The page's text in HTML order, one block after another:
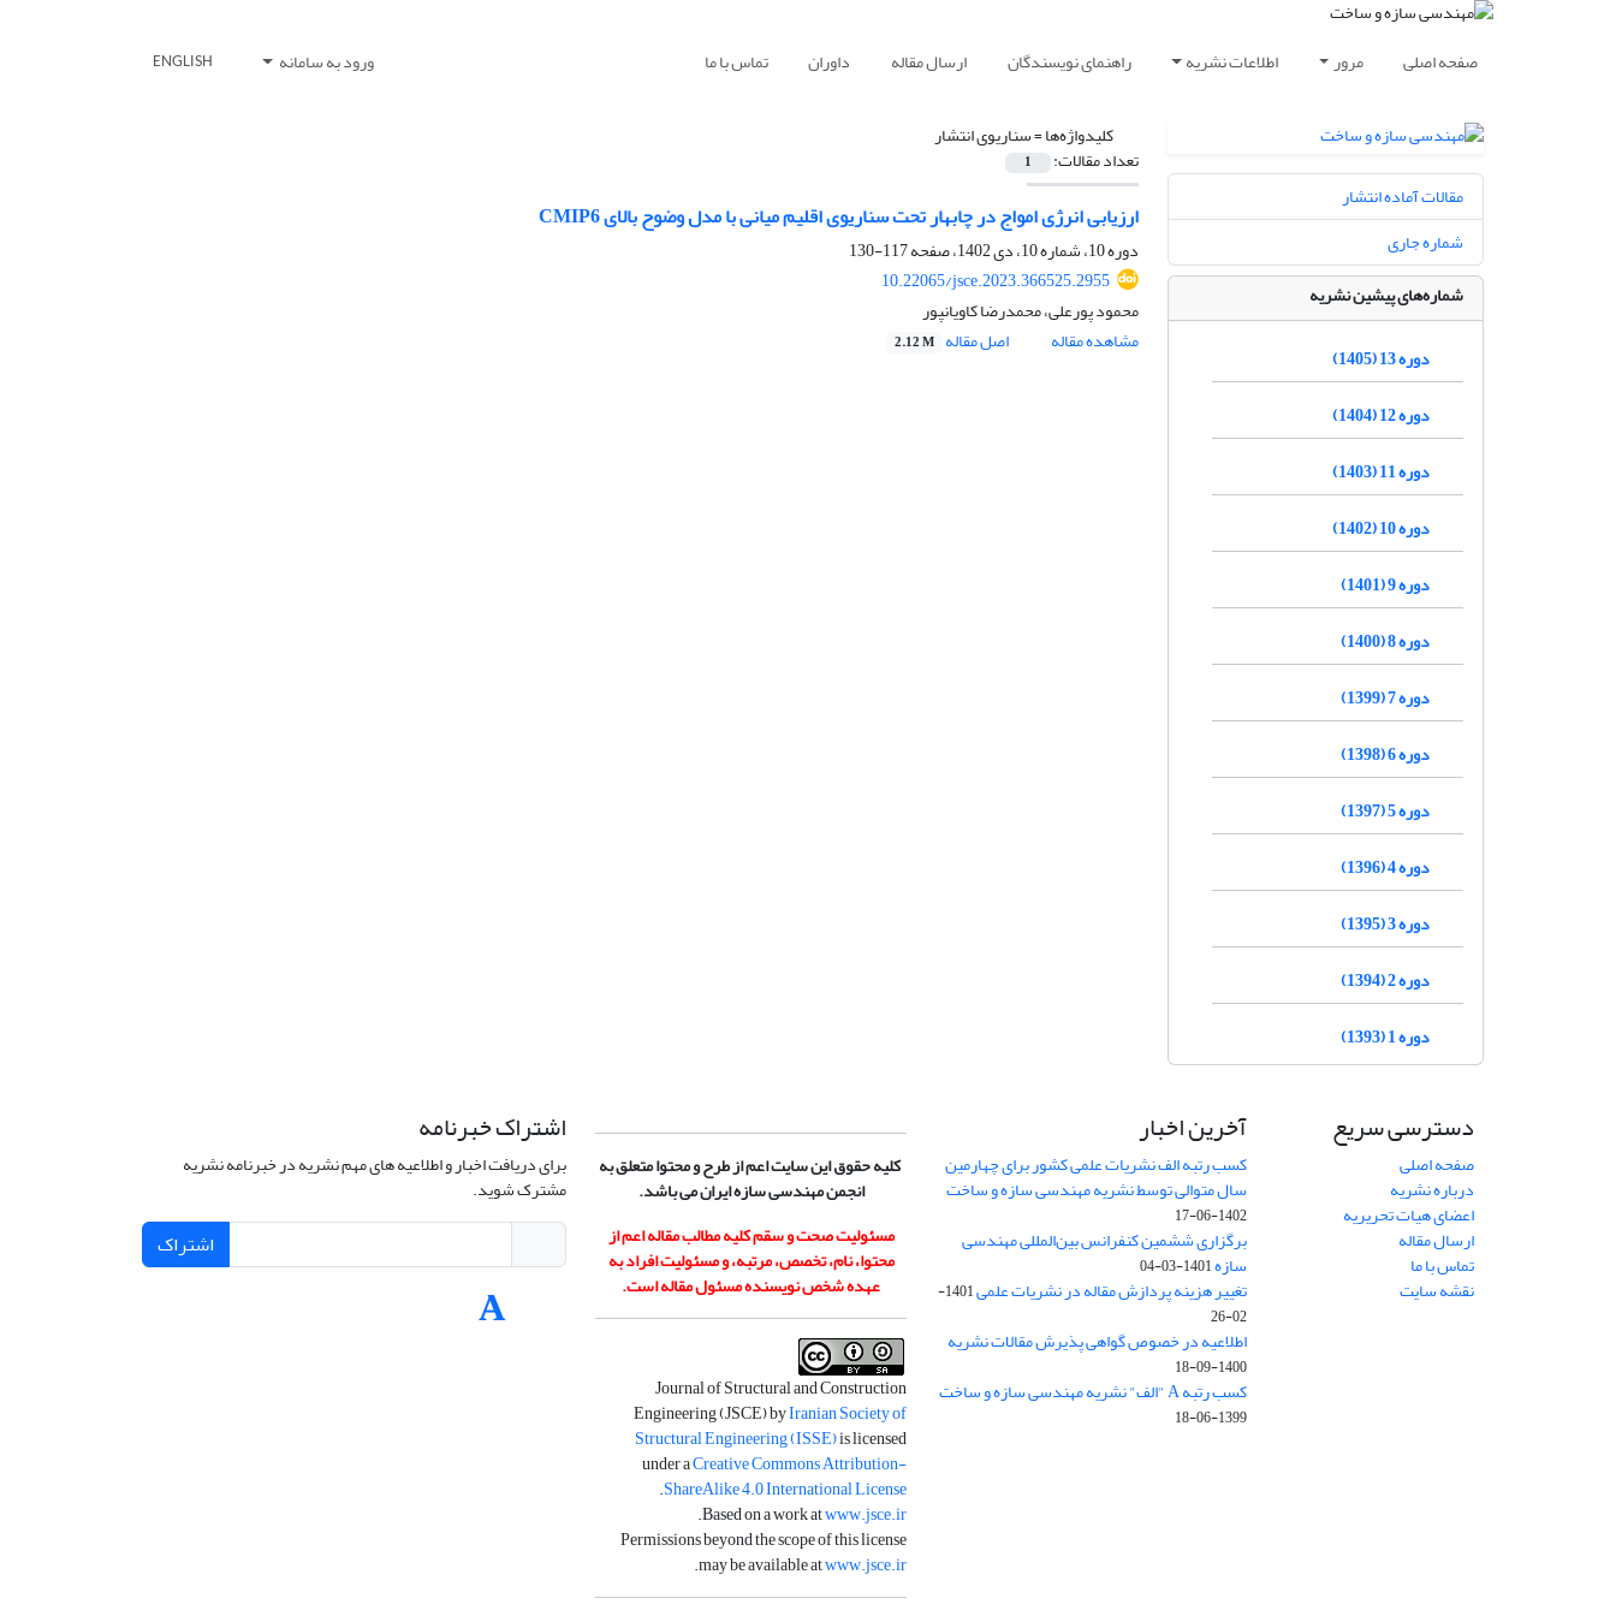
صفحه اصلی مرور اطلاعات نشریه راهنمای نویسندگان ارسال مقاله داوران تماس با ما ورود به سامانه ENGLISH
کلیدواژه‌ها =سناریوی انتشار
تعداد مقالات: 1
ارزیابی انرژی امواج در چابهار تحت سناریوی اقلیم میانی با مدل وضوح بالای CMIP6
دوره 10، شماره 10، دی 1402، صفحه
117-130
10.22065/jsce.2023.366525.2955
محمود پورعلی، محمدرضا کاویانپور
مشاهده مقاله
اصل مقاله 2.12 M
مقالات آماده انتشار
شماره جاری
شماره‌های پیشین نشریه
دوره 13 (1405)
دوره 12 (1404)
دوره 11 (1403)
دوره 10 (1402)
دوره 9 (1401)
دوره 8 (1400)
دوره 7 (1399)
دوره 6 (1398)
دوره 5 (1397)
دوره 4 (1396)
دوره 3 (1395)
دوره 2 (1394)
دوره 1 (1393)
دسترسی سریع
صفحه اصلی
درباره نشریه
اعضای هیات تحریریه
ارسال مقاله
تماس با ما
نقشه سایت
آخرین اخبار
کسب رتبه الف نشریات علمی کشور برای چهارمین
سال متوالی توسط نشریه مهندسی سازه و ساخت
1402-06-17
برگزاری ششمین کنفرانس بین‌المللی مهندسی
سازه1401-03-04
تغییر هزینه پردازش مقاله در نشریات علمی
1401-
02-26
اطلاعیه در خصوص گواهی پذیرش مقالات نشریه
1400-09-18
کسب رتبه A "الف" نشریه مهندسی سازه و ساخت
1399-06-18
کلیه حقوق این سایت اعم از طرح و محتوا متعلق به
انجمن مهندسی سازه ایران می باشد.
مسئولیت صحت و سقم کلیه مطالب مقاله اعم از
محتوا، نام، تخصص، مرتبه، و مسئولیت افراد به
عهده شخص نویسنده مسئول مقاله است.
Journal of Structural and Construction
Engineering (JSCE) byIranian Society of
Structural Engineering (ISSE)is licensed
under aCreative Commons Attribution-
ShareAlike 4.0 International License
.
Based on a work atwww.jsce.ir
.
Permissions beyond the scope of this license
may be available atwww.jsce.ir
.
اشتراک خبرنامه
برای دریافت اخبار و اطلاعیه های مهم نشریه در خبرنامه نشریه
مشترک شوید.
اشتراک